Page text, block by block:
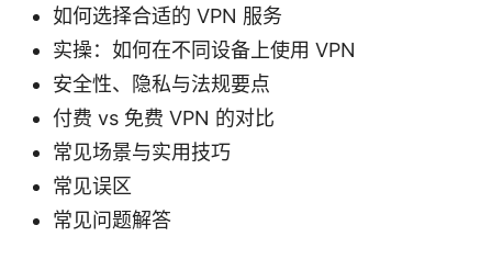
如何选择合适的 VPN 服务
实操：如何在不同设备上使用 VPN
安全性、隐私与法规要点
付费 vs 免费 VPN 的对比
常见场景与实用技巧
常见误区
常见问题解答